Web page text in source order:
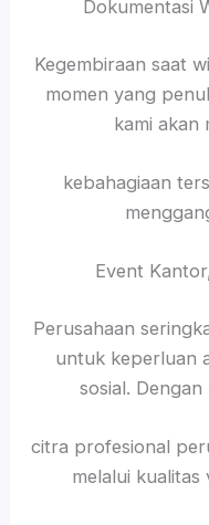
Dokumentasi
Kegembiraan saat
momen yang
kami akan
kebahagiaan
Event
Perusahaan
untuk keperluan
sosial.
citra profesional
melalui kualitas